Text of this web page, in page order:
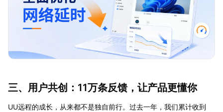
三、用户共创：11万条反馈，让产品更懂你
UU远程的成长，从来都不是独自前行。过去一年，我们累计收到